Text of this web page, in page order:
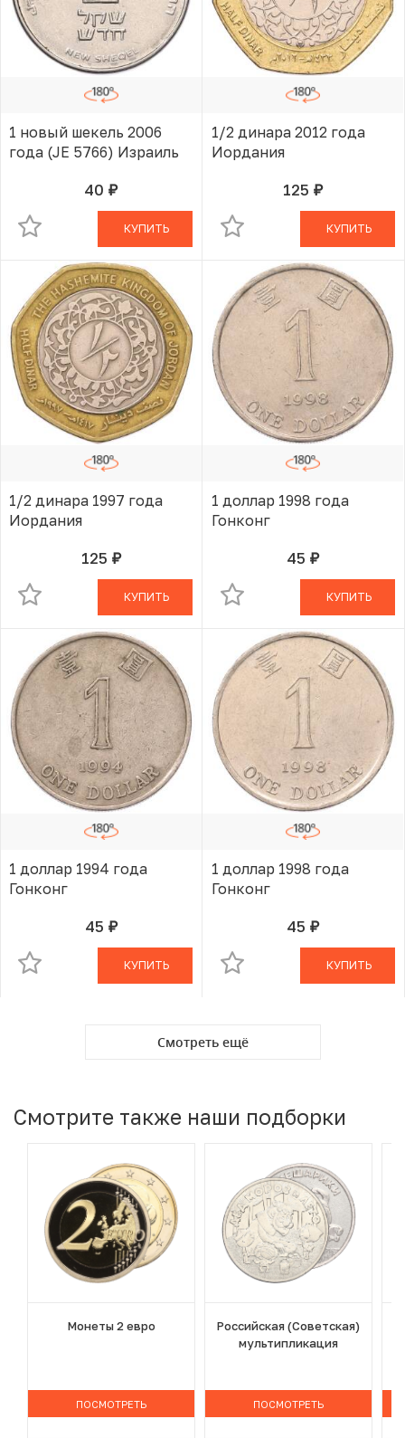
1 новый шекель 2006
года (JE 5766) Израиль
40 руб.В КОРЗИНЕ
КУПИТЬ
1/2 динара 2012 года
Иордания
125 руб.В КОРЗИНЕ
КУПИТЬ
1/2 динара 1997 года
Иордания
125 руб.В КОРЗИНЕ
КУПИТЬ
1 доллар 1998 года
Гонконг
45 руб.В КОРЗИНЕ
КУПИТЬ
1 доллар 1994 года
Гонконг
45 руб.В КОРЗИНЕ
КУПИТЬ
1 доллар 1998 года
Гонконг
45 руб.В КОРЗИНЕ
КУПИТЬ
Смотреть ещё
Смотрите также наши подборки
Монеты 2 евро
ПОСМОТРЕТЬ
Российская (Советская)
мультипликация
ПОСМОТРЕТЬ